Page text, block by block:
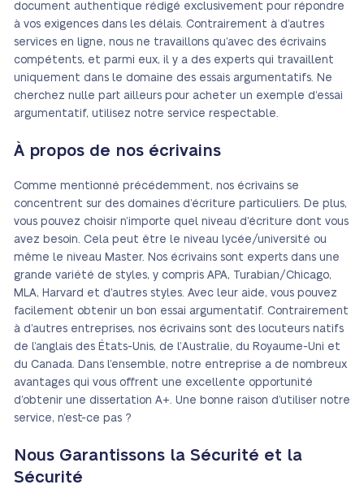
document authentique rédigé exclusivement pour répondre
à vos exigences dans les délais. Contrairement à d’autres
services en ligne, nous ne travaillons qu’avec des écrivains
compétents, et parmi eux, il y a des experts qui travaillent
uniquement dans le domaine des essais argumentatifs. Ne
cherchez nulle part ailleurs pour acheter un exemple d’essai
argumentatif, utilisez notre service respectable.
À propos de nos écrivains
Comme mentionné précédemment, nos écrivains se
concentrent sur des domaines d’écriture particuliers. De plus,
vous pouvez choisir n’importe quel niveau d’écriture dont vous
avez besoin. Cela peut être le niveau lycée/université ou
même le niveau Master. Nos écrivains sont experts dans une
grande variété de styles, y compris APA, Turabian/Chicago,
MLA, Harvard et d’autres styles. Avec leur aide, vous pouvez
facilement obtenir un bon essai argumentatif. Contrairement
à d’autres entreprises, nos écrivains sont des locuteurs natifs
de l’anglais des États-Unis, de l’Australie, du Royaume-Uni et
du Canada. Dans l’ensemble, notre entreprise a de nombreux
avantages qui vous offrent une excellente opportunité
d’obtenir une dissertation A+. Une bonne raison d’utiliser notre
service, n’est-ce pas ?
Nous Garantissons la Sécurité et la
Sécurité